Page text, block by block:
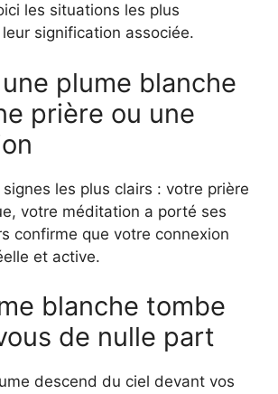
les situations les plus
signification associée.
plume blanche
prière ou une
les plus clairs : votre prière
votre méditation a porté ses
confirme que votre connexion
et active.
blanche tombe
de nulle part
descend du ciel devant vos